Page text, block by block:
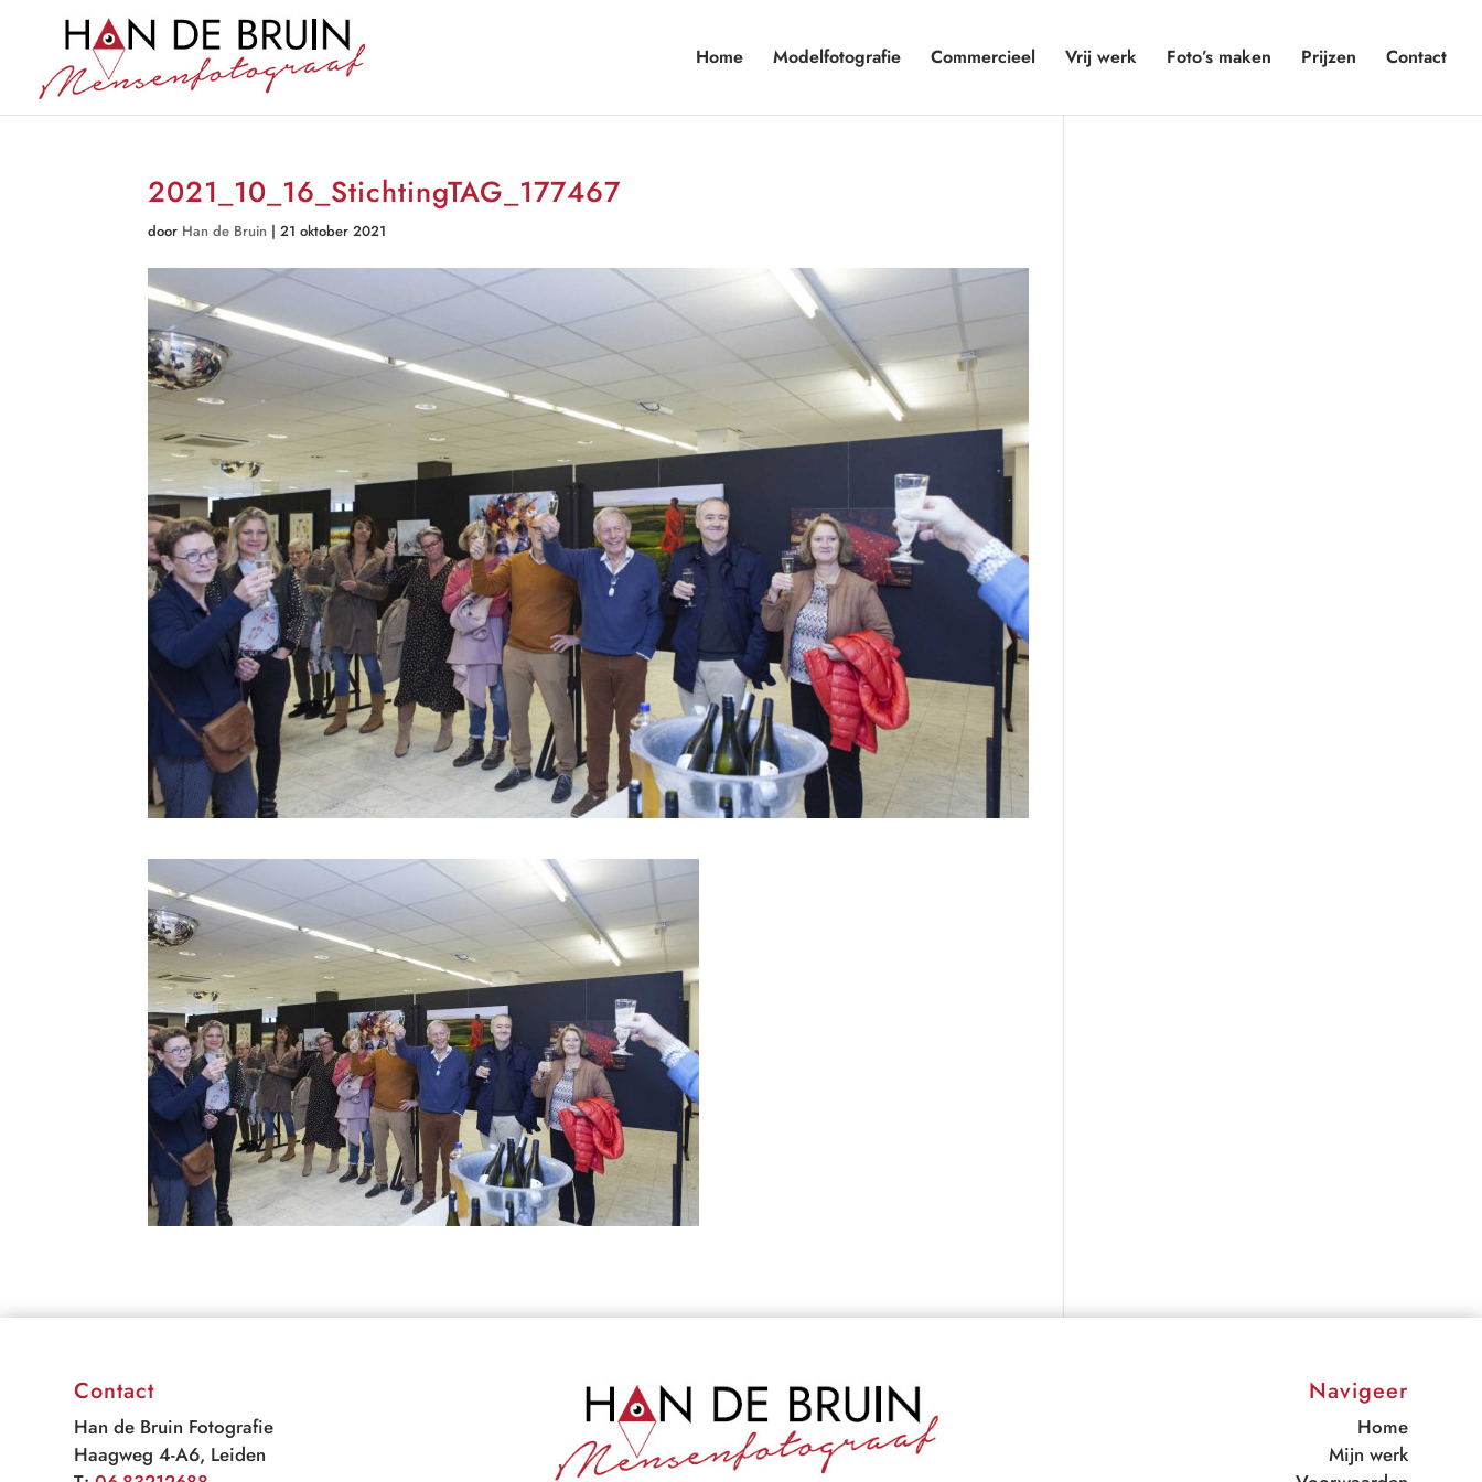
Home Modelfotografie Commercieel Vrij werk Foto’s maken Prijzen Contact
2021_10_16_StichtingTAG_177467
door Han de Bruin |21 oktober 2021
Contact
Han de Bruin Fotografie
Haagweg 4-A6, Leiden
Navigeer
Home
Mijn werk